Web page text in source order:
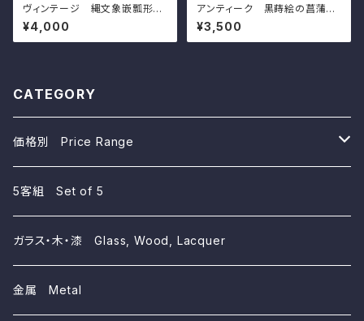
ヴィンテージ 縄文象嵌瓢形箸
置 島岡達三 d4.5cm Rope
and Slip Inlaid Chopstick R
est, by Shomaoka Tatsuzo
¥4,000
アンティーク 黒蒔絵の菖蒲模
様の小皿（その７）d11.5cm A
ntique Japanese Lacquere
d Wooden Small Dish, Iris
¥3,500
CATEGORY
価格別 Price Range
~10,000yen
~5,000yen
~3,000yen
5客組 Set of 5
ガラス・木・漆 Glass, Wood, Lacquer
金属 Metal